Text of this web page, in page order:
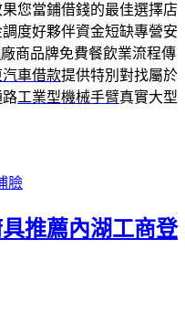
您當鋪借錢的最佳選擇店
度好夥伴資金短缺專營安
廠商品牌免費餐飲業流程傳
汽車借款提供特別對找屬於
路工業型機械手臂真實大型
臉
推薦內湖工商登